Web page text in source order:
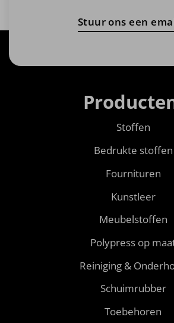
Stuur ons een
Stoffen
Bedrukte stoffen
Fournituren
Kunstleer
Meubelstoffen
Polypress op
Reiniging &
Schuimrubber
Toebehoren